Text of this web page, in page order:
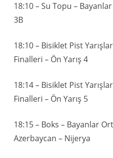
18:10 – Su Topu –
3B
18:10 – Bisiklet Pist
Finalleri – Ön Yarış 4
18:14 – Bisiklet Pist
Finalleri – Ön Yarış 5
18:15 – Boks – Bayanlar
Azerbaycan – Nijerya